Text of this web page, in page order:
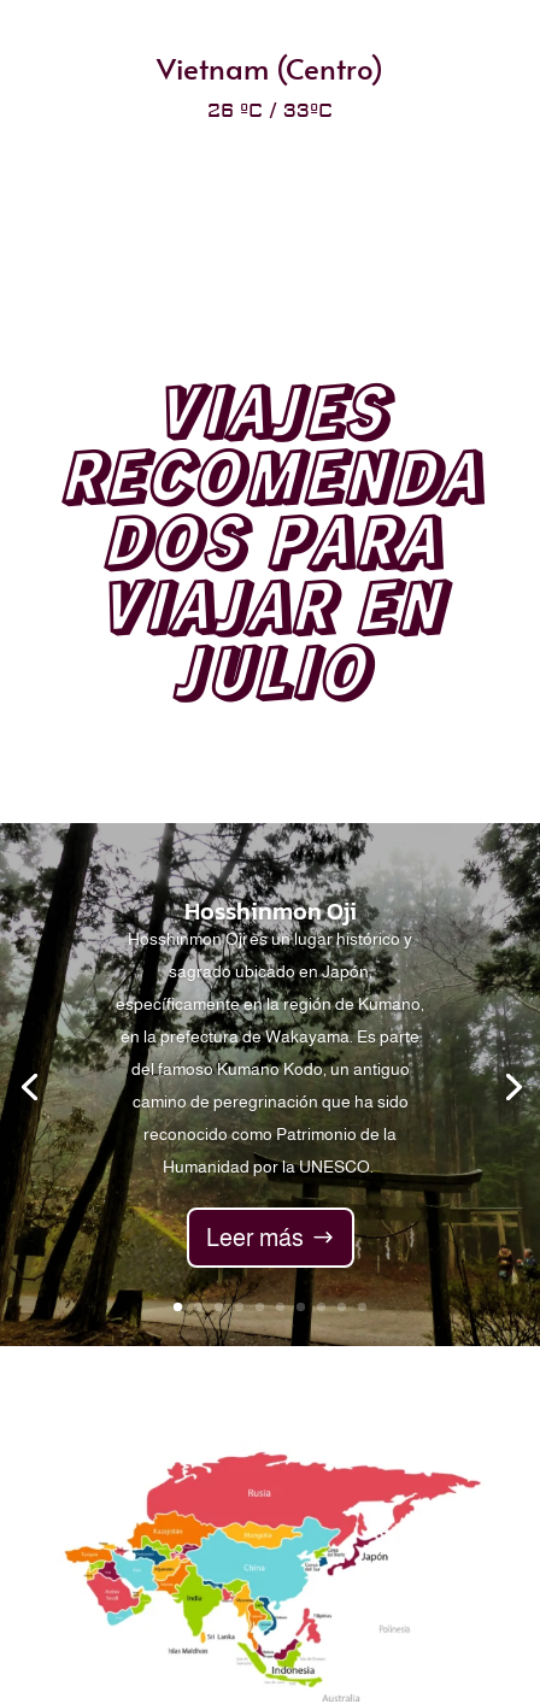
Vietnam (Centro)
26 ºC / 33ºC
VIAJES
RECOMENDA
DOS PARA
VIAJAR EN
JULIO
Hosshinmon Oji
Hosshinmon Oji es un lugar histórico y
sagrado ubicado en Japón,
específicamente en la región de Kumano,
en la prefectura de Wakayama. Es parte
del famoso Kumano Kodo, un antiguo
camino de peregrinación que ha sido
reconocido como Patrimonio de la
Humanidad por la UNESCO.
Leer más